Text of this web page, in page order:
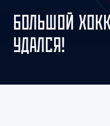
БОЛЬШОЙ
УДАЛСЯ!